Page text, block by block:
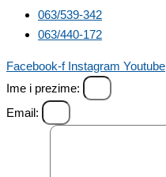
063/539-342
063/440-172
Facebook-f Instagram Youtube
Ime i prezime:
Email: